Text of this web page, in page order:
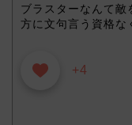
ブラスターなんて敵
方に文句言う資格な
+4